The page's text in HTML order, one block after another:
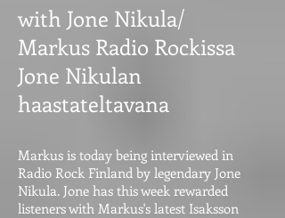
with Jone Nikula/
Markus Radio Rockissa
Jone Nikulan
haastateltavana
Markus is today being interviewed in
Radio Rock Finland by legendary Jone
Nikula. Jone has this week rewarded
listeners with Markus's latest Isaksson